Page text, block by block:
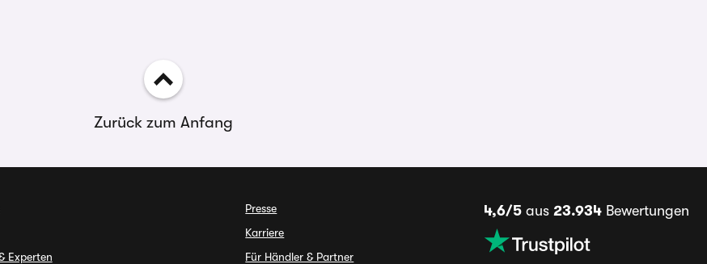
Zurück zum Anfang
Experten
Presse
Karriere
Für Händler & Partner
4,6/5aus 23.934Bewertungen